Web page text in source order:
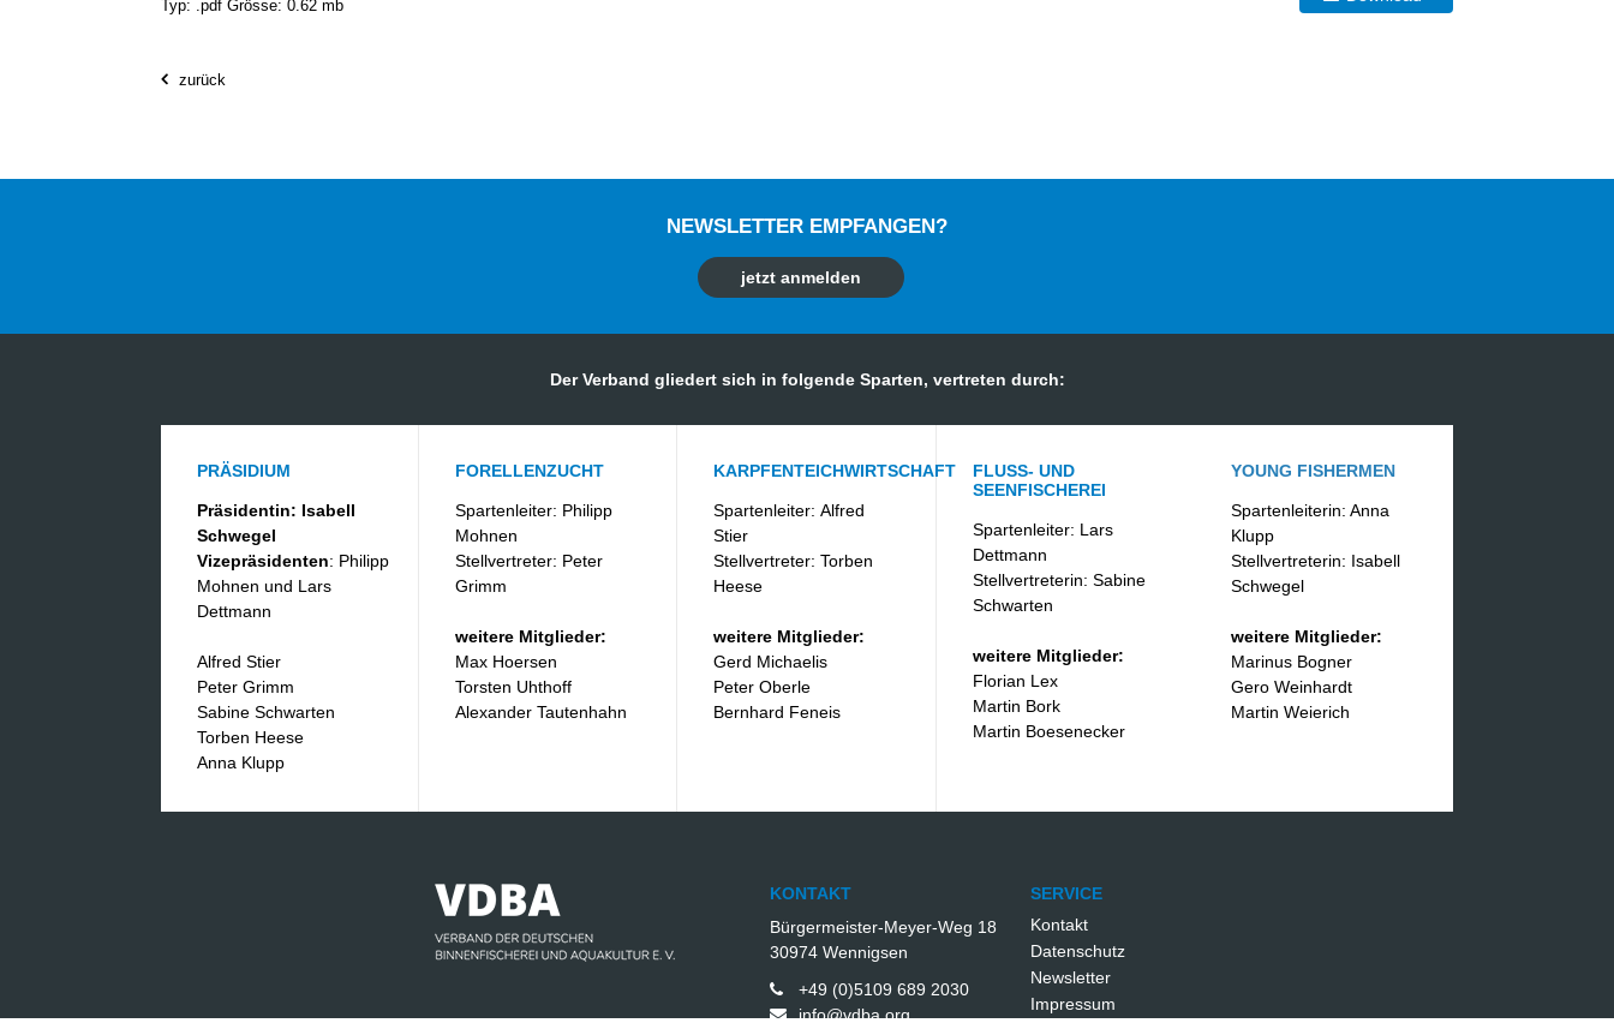
Typ: .pdf Grösse: 0.62 mb
zurück
NEWSLETTER EMPFANGEN?
jetzt anmelden
Der Verband gliedert sich in folgende Sparten, vertreten durch:
PRÄSIDIUM
Präsidentin: Isabell
Schwegel
Vizepräsidenten: Philipp
Mohnen und Lars
Dettmann
Alfred Stier
Peter Grimm
Sabine Schwarten
Torben Heese
​Anna Klupp
FORELLENZUCHT
Spartenleiter: Philipp
Mohnen
Stellvertreter: Peter
Grimm
weitere Mitglieder:
​Max Hoersen
Torsten Uhthoff
Alexander Tautenhahn
KARPFENTEICHWIRTSCHAFT
Spartenleiter: Alfred
Stier
Stellvertreter: Torben
Heese
weitere Mitglieder:
Gerd Michaelis
Peter Oberle
Bernhard Feneis
FLUSS- UND
SEENFISCHEREI
Spartenleiter: Lars
Dettmann
Stellvertreterin: Sabine
Schwarten
weitere Mitglieder:
Florian Lex
Martin Bork
Martin Boesenecker
YOUNG FISHERMEN
Spartenleiterin: Anna
Klupp
Stellvertreterin: Isabell
Schwegel
weitere Mitglieder:
Marinus Bogner
Gero Weinhardt
Martin Weierich
KONTAKT
Bürgermeister-Meyer-Weg 18
30974Wennigsen
+49 (0)5109 689 2030
info@vdba.org
SERVICE
Kontakt
Datenschutz
Newsletter
Impressum